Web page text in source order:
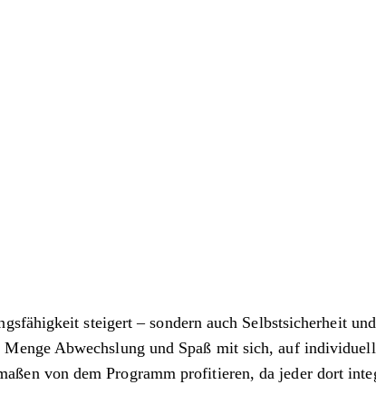
steigert – sondern auch Selbstsicherheit
Abwechslung und Spaß mit sich, auf
von dem Programm profitieren, da jeder dort